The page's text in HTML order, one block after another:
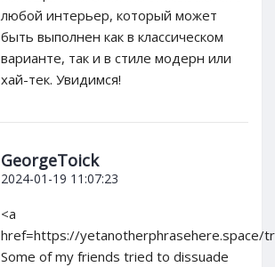
любой интерьер, который может
быть выполнен как в классическом
варианте, так и в стиле модерн или
хай-тек. Увидимся!
GeorgeToick
2024-01-19 11:07:23
<a
href=https://yetanotherphrasehere.space/
Some of my friends tried to dissuade